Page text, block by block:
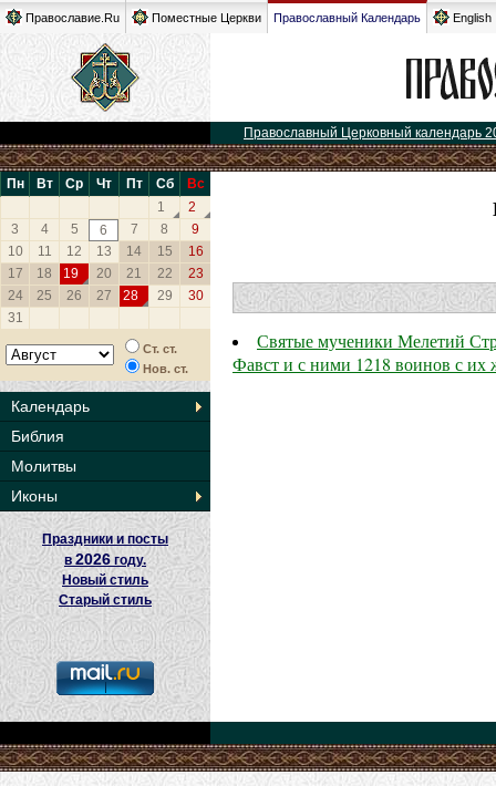
Православие.Ru Поместные Церкви Православный Календарь English
Православный Церковный календарь
Пн Вт Ср Чт Пт Сб
Вс
1
2
3
4 5 6 7 8
9
10
11 12 13 14 15
16
17
18 19 20 21 22
23
24
25 26 27 28 29
30
31
Ст. ст.
Нов. ст.
Календарь
Библия
Молитвы
Иконы
Праздники и посты
в2026 году.
Новый стиль
Старый стиль
Святые мученики Мелетий
Фавст и с ними 1218 воинов с их